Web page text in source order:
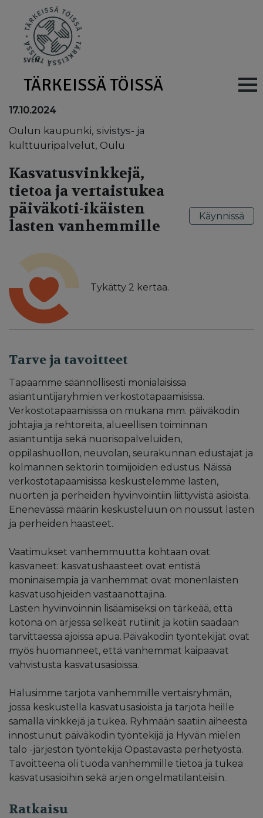
SVEN
TÄRKEISSÄ TÖISSÄ Main
17.10.2024
Oulun kaupunki, sivistys- ja
kulttuuripalvelut, Oulu
Kasvatusvinkkejä,
tietoa ja vertaistukea
päiväkoti-ikäisten
lasten vanhemmille
Tykätty 2 kertaa.
Käynnissä
Tarve ja tavoitteet
Tapaamme säännöllisesti monialaisissa
asiantuntijaryhmien verkostotapaamisissa.
Verkostotapaamisissa on mukana mm. päiväkodin
johtajia ja rehtoreita, alueellisen toiminnan
asiantuntija sekä nuorisopalveluiden,
oppilashuollon, neuvolan, seurakunnan edustajat ja
kolmannen sektorin toimijoiden edustus. Näissä
verkostotapaamisissa keskustelemme lasten,
nuorten ja perheiden hyvinvointiin liittyvistä asioista.
Enenevässä määrin keskusteluun on noussut lasten
ja perheiden haasteet.
Vaatimukset vanhemmuutta kohtaan ovat
kasvaneet: kasvatushaasteet ovat entistä
moninaisempia ja vanhemmat ovat monenlaisten
kasvatusohjeiden vastaanottajina.
Lasten hyvinvoinnin lisäämiseksi on tärkeää, että
kotona on arjessa selkeät rutiinit ja kotiin saadaan
tarvittaessa ajoissa apua. Päiväkodin työntekijät ovat
myös huomanneet, että vanhemmat kaipaavat
vahvistusta kasvatusasioissa.
Halusimme tarjota vanhemmille vertaisryhmän,
jossa keskustella kasvatusasioista ja tarjota heille
samalla vinkkejä ja tukea. Ryhmään saatiin aiheesta
innostunut päiväkodin työntekijä ja Hyvän mielen
talo -järjestön työntekijä Opastavasta perhetyöstä.
Tavoitteena oli tuoda vanhemmille tietoa ja tukea
kasvatusasioihin sekä arjen ongelmatilanteisiin.
Ratkaisu